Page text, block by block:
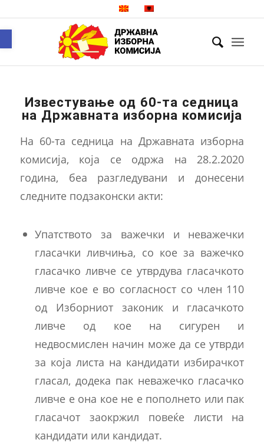
Известување од 60-та седница
на Државната изборна комисија
На 60-та седница на Државната изборна
комисија, која се одржа на 28.2.2020
година, беа разгледувани и донесени
следните подзаконски акти:
Упатството за важечки и неважечки
гласачки ливчиња, со кое за важечко
гласачко ливче се утврдува гласачкото
ливче кое е во согласност со член 110
од Изборниот законик и гласачкото
ливче од кое на сигурен и
недвосмислен начин може да се утврди
за која листа на кандидати избирачкот
гласал, додека пак неважечко гласачко
ливче е она кое не е пополнето или пак
гласачот заокржил повеќе листи на
кандидати или кандидат.
Open toolbar